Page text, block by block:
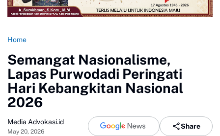
Home
Semangat Nasionalisme,
Lapas Purwodadi Peringati
Hari Kebangkitan Nasional
2026
Media Advokasi.id
May 20, 2026
Share